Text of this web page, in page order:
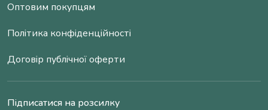
Оптовим покупцям
Політика конфіденційності
Договір публічної оферти
Підписатися на розсилку